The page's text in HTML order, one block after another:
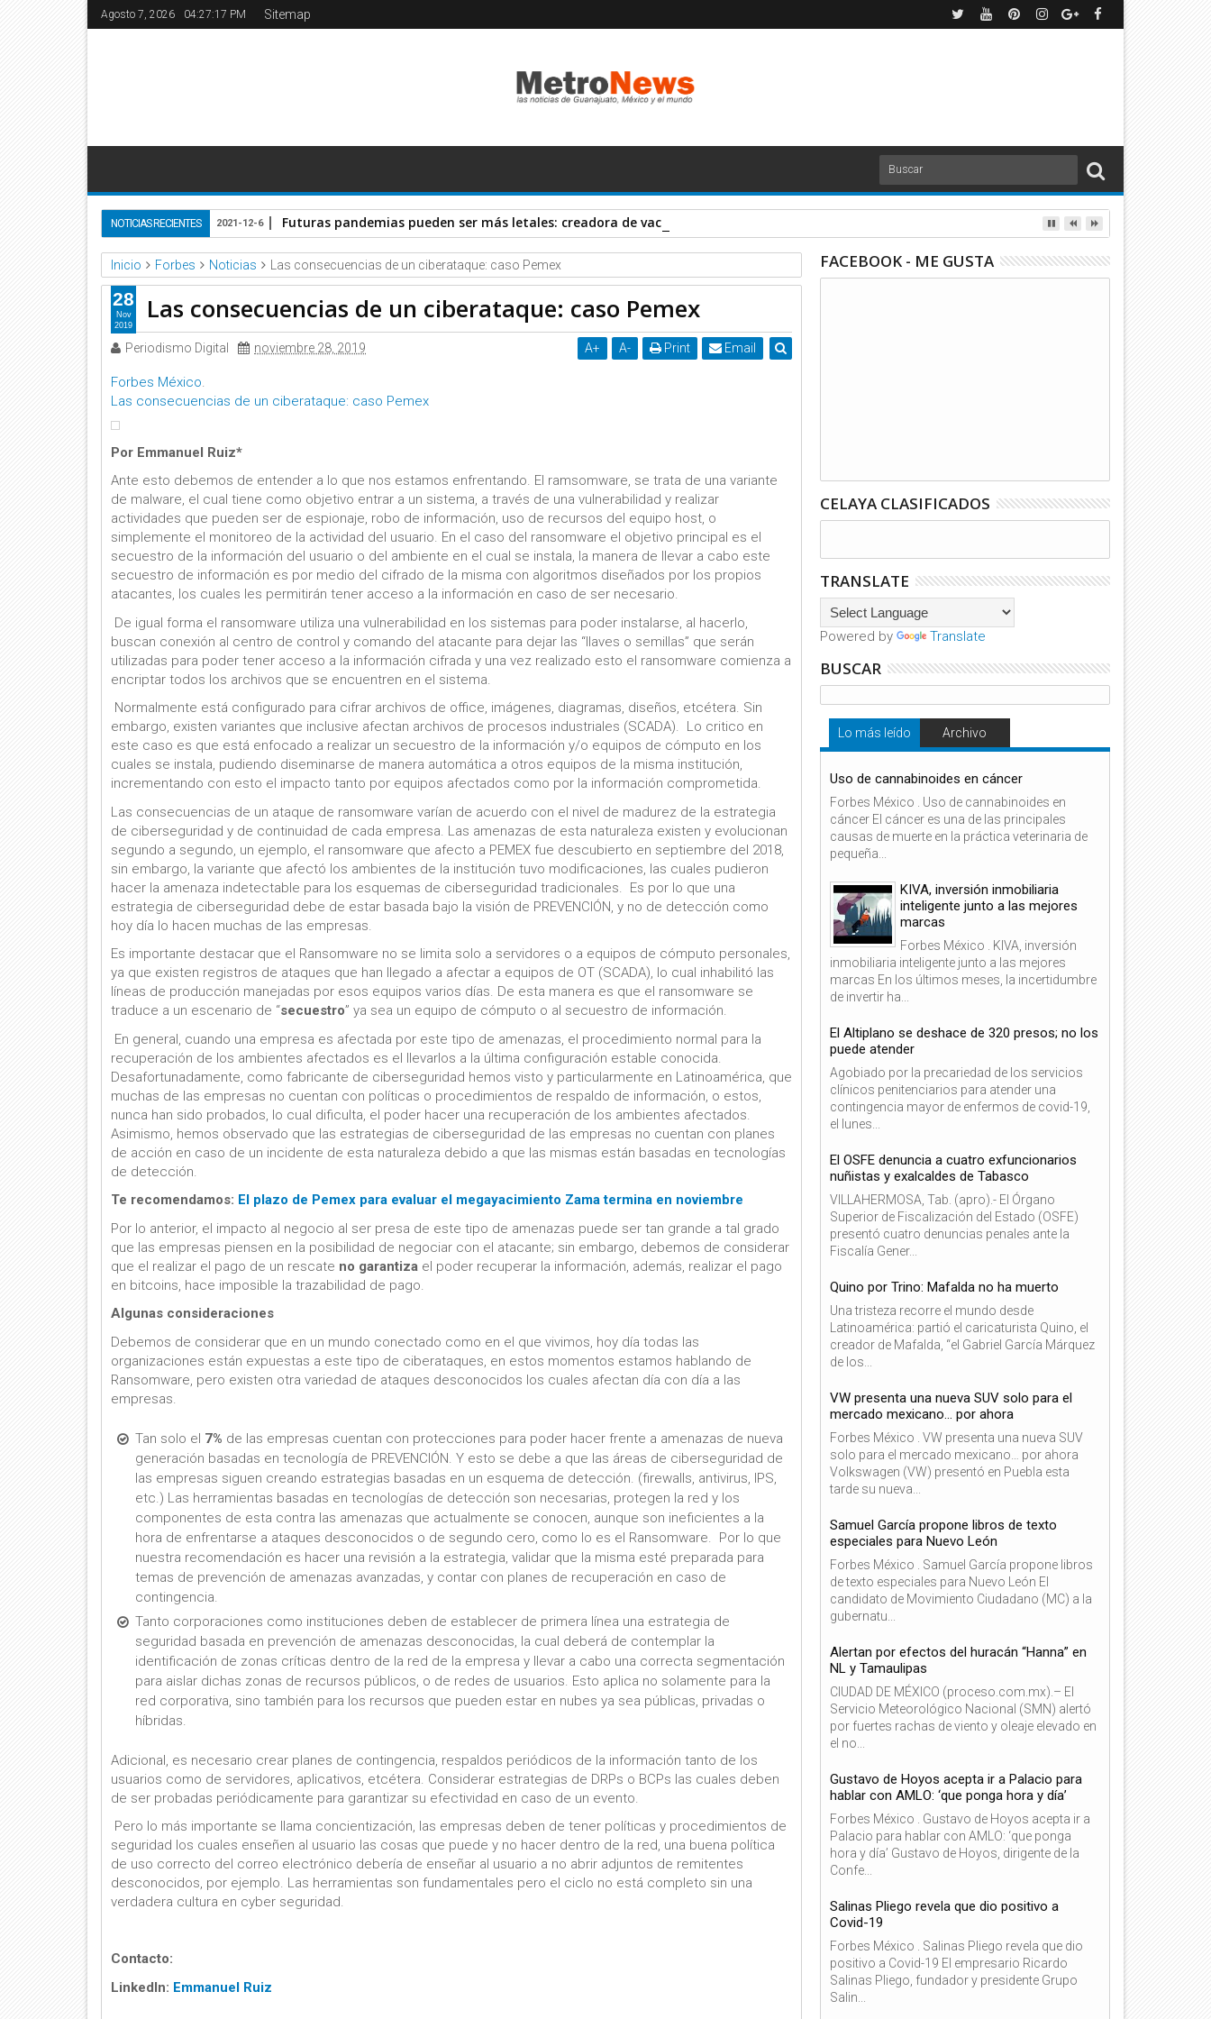
Agosto 7, 2026 04:27:18 PM Sitemap
NOTICIAS RECIENTES Futuras pandemias pueden ser más letales: creadora de vacuna AstraZeneca
2021-12-6
Inicio Forbes Noticias Las consecuencias de un ciberataque: caso Pemex
Las consecuencias de un ciberataque: caso Pemex
Periodismo Digital noviembre 28, 2019 A+ A- Print Email
Forbes México.
Las consecuencias de un ciberataque: caso Pemex
Por Emmanuel Ruiz*
Ante esto debemos de entender a lo que nos estamos enfrentando. El ramsomware, se trata de una variante
de malware, el cual tiene como objetivo entrar a un sistema, a través de una vulnerabilidad y realizar
actividades que pueden ser de espionaje, robo de información, uso de recursos del equipo host, o
simplemente el monitoreo de la actividad del usuario. En el caso del ransomware el objetivo principal es el
secuestro de la información del usuario o del ambiente en el cual se instala, la manera de llevar a cabo este
secuestro de información es por medio del cifrado de la misma con algoritmos diseñados por los propios
atacantes, los cuales les permitirán tener acceso a la información en caso de ser necesario.
De igual forma el ransomware utiliza una vulnerabilidad en los sistemas para poder instalarse, al hacerlo,
buscan conexión al centro de control y comando del atacante para dejar las “llaves o semillas” que serán
utilizadas para poder tener acceso a la información cifrada y una vez realizado esto el ransomware comienza a
encriptar todos los archivos que se encuentren en el sistema.
Normalmente está configurado para cifrar archivos de office, imágenes, diagramas, diseños, etcétera. Sin
embargo, existen variantes que inclusive afectan archivos de procesos industriales (SCADA). Lo critico en
este caso es que está enfocado a realizar un secuestro de la información y/o equipos de cómputo en los
cuales se instala, pudiendo diseminarse de manera automática a otros equipos de la misma institución,
incrementando con esto el impacto tanto por equipos afectados como por la información comprometida.
L as consecuencias de un ataque de ransomware varían de acuerdo con el nivel de madurez de la estrategia
de ciberseguridad y de continuidad de cada empresa. Las amenazas de esta naturaleza existen y evolucionan
segundo a segundo, un ejemplo, el ransomware que afecto a PEMEX fue descubierto en septiembre del 2018,
sin embargo, la variante que afectó los ambientes de la institución tuvo modificaciones, las cuales pudieron
hacer la amenaza indetectable para los esquemas de ciberseguridad tradicionales. Es por lo que una
estrategia de ciberseguridad debe de estar basada bajo la visión de PREVENCIÓN, y no de detección como
hoy día lo hacen muchas de las empresas.
Es importante destacar que el Ransomware no se limita solo a servidores o a equipos de cómputo personales,
ya que existen registros de ataques que han llegado a afectar a equipos de OT (SCADA), lo cual inhabilitó las
líneas de producción manejadas por esos equipos varios días. De esta manera es que el ransomware se
traduce a un escenario de “secuestro” ya sea un equipo de cómputo o al secuestro de información.
En general, cuando una empresa es afectada por este tipo de amenazas, el procedimiento normal para la
recuperación de los ambientes afectados es el llevarlos a la última configuración estable conocida.
Desafortunadamente, como fabricante de ciberseguridad hemos visto y particularmente en Latinoamérica, que
muchas de las empresas no cuentan con políticas o procedimientos de respaldo de información, o estos,
nunca han sido probados, lo cual dificulta, el poder hacer una recuperación de los ambientes afectados.
Asimismo, hemos observado que las estrategias de ciberseguridad de las empresas no cuentan con planes
de acción en caso de un incidente de esta naturaleza debido a que las mismas están basadas en tecnologías
de detección.
Te recomendamos: El plazo de Pemex para evaluar el megayacimiento Zama termina en noviembre
Por lo anterior, el impacto al negocio al ser presa de este tipo de amenazas puede ser tan grande a tal grado
que las empresas piensen en la posibilidad de negociar con el atacante; sin embargo, debemos de considerar
que el realizar el pago de un rescate no garantiza el poder recuperar la información, además, realizar el pago
en bitcoins, hace imposible la trazabilidad de pago.
Algunas consideraciones
Debemos de considerar que en un mundo conectado como en el que vivimos, hoy día todas las
organizaciones están expuestas a este tipo de ciberataques, en estos momentos estamos hablando de
Ransomware, pero existen otra variedad de ataques desconocidos los cuales afectan día con día a las
empresas.
Tan solo el 7% de las empresas cuentan con protecciones para poder hacer frente a amenazas de nueva
generación basadas en tecnología de PREVENCIÓN. Y esto se debe a que las áreas de ciberseguridad de
las empresas siguen creando estrategias basadas en un esquema de detección. (firewalls, antivirus, IPS,
etc.) Las herramientas basadas en tecnologías de detección son necesarias, protegen la red y los
componentes de esta contra las amenazas que actualmente se conocen, aunque son ineficientes a la
hora de enfrentarse a ataques desconocidos o de segundo cero, como lo es el Ransomware. Por lo que
nuestra recomendación es hacer una revisión a la estrategia, validar que la misma esté preparada para
temas de prevención de amenazas avanzadas, y contar con planes de recuperación en caso de
contingencia.
Tanto corporaciones como instituciones deben de establecer de primera línea una estrategia de
seguridad basada en prevención de amenazas desconocidas, la cual deberá de contemplar la
identificación de zonas críticas dentro de la red de la empresa y llevar a cabo una correcta segmentación
para aislar dichas zonas de recursos públicos, o de redes de usuarios. Esto aplica no solamente para la
red corporativa, sino también para los recursos que pueden estar en nubes ya sea públicas, privadas o
híbridas.
Adicional, es necesario crear planes de contingencia, respaldos periódicos de la información tanto de los
usuarios como de servidores, aplicativos, etcétera. Considerar estrategias de DRPs o BCPs las cuales deben
de ser probadas periódicamente para garantizar su efectividad en caso de un evento.
Pero lo más importante se llama concientización, las empresas deben de tener políticas y procedimientos de
seguridad los cuales enseñen al usuario las cosas que puede y no hacer dentro de la red, una buena política
de uso correcto del correo electrónico debería de enseñar al usuario a no abrir adjuntos de remitentes
desconocidos, por ejemplo. Las herramientas son fundamentales pero el ciclo no está completo sin una
verdadera cultura en cyber seguridad.
Contacto:
LinkedIn: Emmanuel Ruiz
28
Nov
2019
FACEBOOK - ME GUSTA
CELAYA CLASIFICADOS
TRANSLATE
Powered by Translate
BUSCAR
Lo más leído Archivo
Uso de cannabinoides en cáncer
Forbes México . Uso de cannabinoides en
cáncer El cáncer es una de las principales
causas de muerte en la práctica veterinaria de
pequeña...
KIVA, inversión inmobiliaria
inteligente junto a las mejores
marcas
Forbes México . KIVA, inversión
inmobiliaria inteligente junto a las mejores
marcas En los últimos meses, la incertidumbre
de invertir ha...
El Altiplano se deshace de 320 presos; no los
puede atender
Agobiado por la precariedad de los servicios
clínicos penitenciarios para atender una
contingencia mayor de enfermos de covid-19,
el lunes...
El OSFE denuncia a cuatro exfuncionarios
nuñistas y exalcaldes de Tabasco
VILLAHERMOSA, Tab. (apro).- El Órgano
Superior de Fiscalización del Estado (OSFE)
presentó cuatro denuncias penales ante la
Fiscalía Gener...
Quino por Trino: Mafalda no ha muerto
Una tristeza recorre el mundo desde
Latinoamérica: partió el caricaturista Quino, el
creador de Mafalda, “el Gabriel García Márquez
de los...
VW presenta una nueva SUV solo para el
mercado mexicano… por ahora
Forbes México . VW presenta una nueva SUV
solo para el mercado mexicano… por ahora
Volkswagen (VW) presentó en Puebla esta
tarde su nueva...
Samuel García propone libros de texto
especiales para Nuevo León
Forbes México . Samuel García propone libros
de texto especiales para Nuevo León El
candidato de Movimiento Ciudadano (MC) a la
gubernatu...
Alertan por efectos del huracán “Hanna” en
NL y Tamaulipas
CIUDAD DE MÉXICO (proceso.com.mx).– El
Servicio Meteorológico Nacional (SMN) alertó
por fuertes rachas de viento y oleaje elevado en
el no...
Gustavo de Hoyos acepta ir a Palacio para
hablar con AMLO: ‘que ponga hora y día’
Forbes México . Gustavo de Hoyos acepta ir a
Palacio para hablar con AMLO: ‘que ponga
hora y día’ Gustavo de Hoyos, dirigente de la
Confe...
Salinas Pliego revela que dio positivo a
Covid-19
Forbes México . Salinas Pliego revela que dio
positivo a Covid-19 El empresario Ricardo
Salinas Pliego, fundador y presidente Grupo
Salin...